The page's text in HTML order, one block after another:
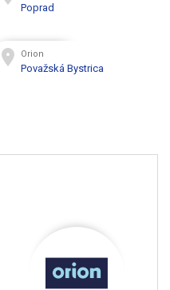
Poprad
Orion
Považská Bystrica